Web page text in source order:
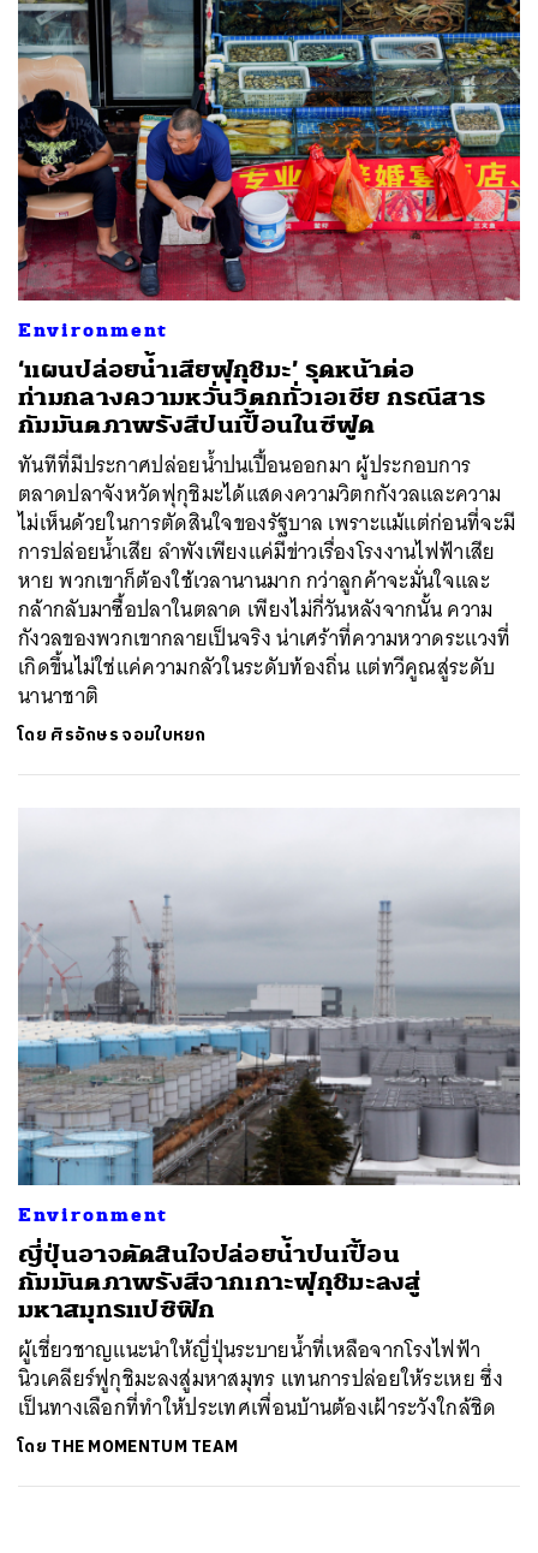
Environment
‘แผนปล่อยน้ำเสียฟุกุชิมะ’ รุดหน้าต่อ
ท่ามกลางความหวั่นวิตกทั่วเอเชีย กรณีสาร
กัมมันตภาพรังสีปนเปื้อนในซีฟูด
ทันทีที่มีประกาศปล่อยน้ำปนเปื้อนออกมา ผู้ประกอบการ
ตลาดปลาจังหวัดฟุกุชิมะได้แสดงความวิตกกังวลและความ
ไม่เห็นด้วยในการตัดสินใจของรัฐบาล เพราะแม้แต่ก่อนที่จะมี
การปล่อยน้ำเสีย ลำพังเพียงแค่มีข่าวเรื่องโรงงานไฟฟ้าเสีย
หาย พวกเขาก็ต้องใช้เวลานานมาก กว่าลูกค้าจะมั่นใจและ
กล้ากลับมาซื้อปลาในตลาด เพียงไม่กี่วันหลังจากนั้น ความ
กังวลของพวกเขากลายเป็นจริง น่าเศร้าที่ความหวาดระแวงที่
เกิดขึ้นไม่ใช่แค่ความกลัวในระดับท้องถิ่น แต่ทวีคูณสู่ระดับ
นานาชาติ
โดย ศิรอักษร จอมใบหยก
Environment
ญี่ปุ่นอาจตัดสินใจปล่อยน้ำปนเปื้อน
กัมมันตภาพรังสีจากเกาะฟุกุชิมะลงสู่
มหาสมุทรแปซิฟิก
ผู้เชี่ยวชาญแนะนำให้ญี่ปุ่นระบายน้ำที่เหลือจากโรงไฟฟ้า
นิวเคลียร์ฟูกุชิมะลงสู่มหาสมุทร แทนการปล่อยให้ระเหย ซึ่ง
เป็นทางเลือกที่ทำให้ประเทศเพื่อนบ้านต้องเฝ้าระวังใกล้ชิด
โดย THE MOMENTUM TEAM
ค้นหา
SHARE